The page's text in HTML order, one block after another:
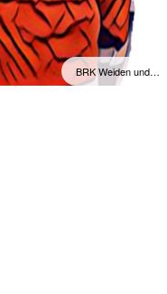
BRK Weiden und…